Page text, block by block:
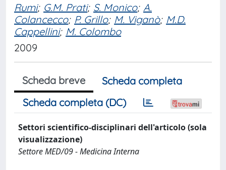
Rumi; G.M. Prati; S. Monico; A.
Colancecco; P. Grillo; M. Viganò; M.D.
Cappellini; M. Colombo
2009
Scheda breve
Scheda completa
Scheda completa (DC)
Settori scientifico-disciplinari dell'articolo (sola
visualizzazione)
Settore MED/09 - Medicina Interna